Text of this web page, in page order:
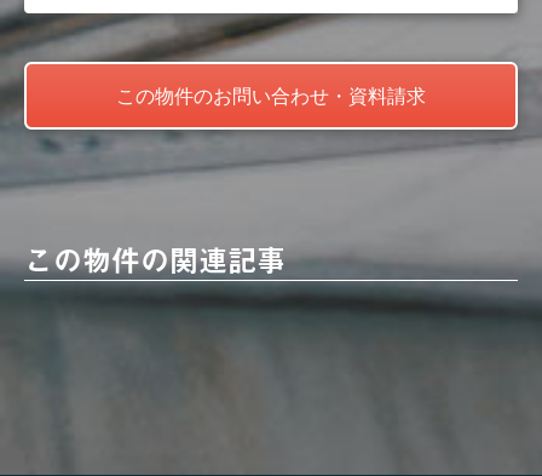
この物件の関連記事